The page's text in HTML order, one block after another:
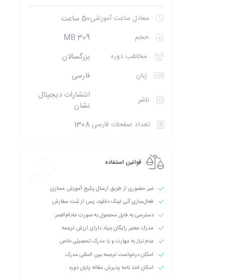
معادل ساعت آموزشی50 ساعت
حجم 309 MB
مخاطب دوره بزرگسالان
زبان فارسی
ناشر
انتشارات دیجیتال
نشان
تعداد صفحات فارسی 1308
قوانین استفاده
غیر حضوری از طریق ارسال پکیج آموزش مجازی
فعال‌سازی آنی لینک دانلود، پس از ثبت سفارش
دسترسی به فایل محصول به صورت مادام‌العمر
مدرک معتبر رایگان بنیاد دارای ارزش ترجمه
عدم نیاز به مهارت و یا مدرک تحصیلی خاص
امکان درخواست ترجمه بین المللی مدرک
امکان اخذ نامه پذیرش مقاله پایان دوره